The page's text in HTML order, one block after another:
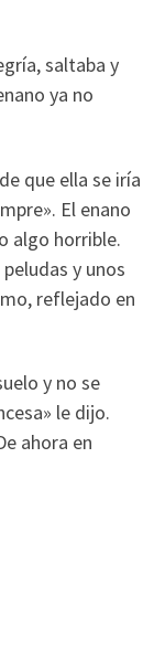
saltaba y
ya no
que ella se iría
El enano
algo horrible.
y unos
reflejado en
y no se
le dijo.
ahora en